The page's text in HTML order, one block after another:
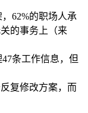
62%的职场人承
的事务上（来
条工作信息，但
复修改方案，而